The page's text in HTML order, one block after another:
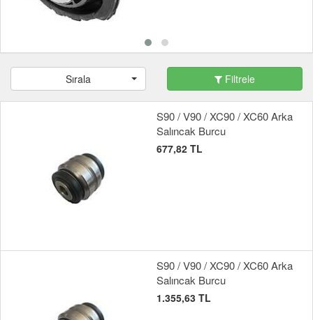
Sırala Filtrele
S90 / V90 / XC90 / XC60 Arka
Salıncak Burcu
677,82 TL
S90 / V90 / XC90 / XC60 Arka
Salıncak Burcu
1.355,63 TL